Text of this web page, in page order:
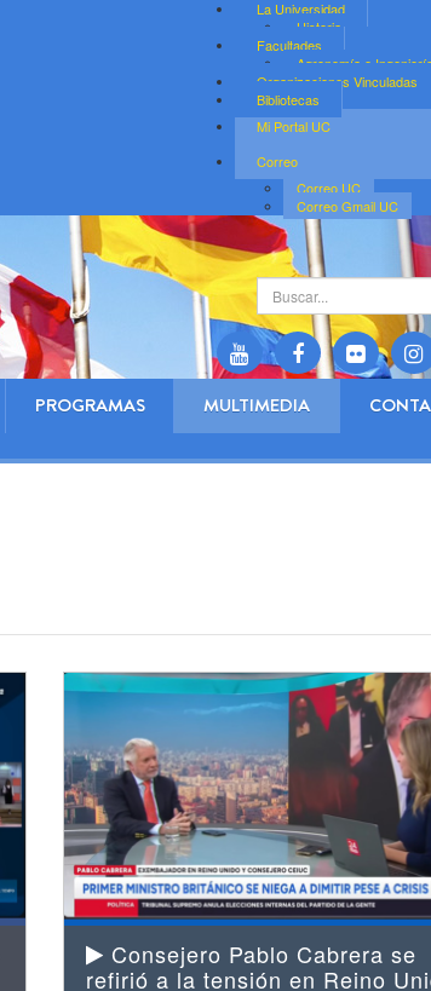
La Universidad
Historia
Facultades
Agronomía e
Organizaciones Vinculadas
Bibliotecas
Mi Portal UC
Correo
Correo UC
Correo Gmail UC
Buscar...
PROGRAMAS MULTIMEDIA
Consejero Pablo Cabrera se
refirió a la tensión en Reino